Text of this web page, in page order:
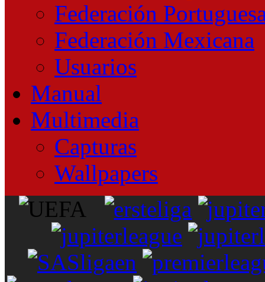
Federación
Federación Mexicana
Usuarios
Manual
Multimedia
Capturas
Wallpapers